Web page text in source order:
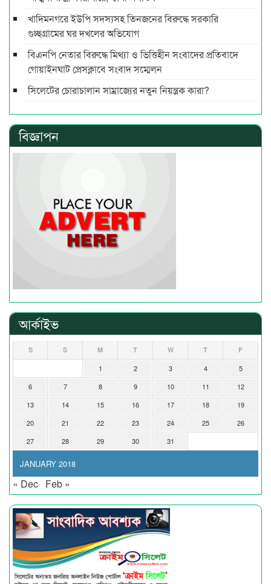
খাদিমনগরে ইউপি সদস্যসহ তিনজনের বিরুদ্ধে সরকারি
গুচ্ছগ্রামের ঘর দখলের অভিযোগ
বিএনপি নেতার বিরুদ্ধে মিথ্যা ও ভিত্তিহীন সংবাদের প্রতিবাদে
গোয়াইনঘাট প্রেসক্লাবে সংবাদ সম্মেলন
সিলেটের চোরাচালান সাম্রাজ্যের নতুন নিয়ন্ত্রক কারা?
বিজ্ঞাপন
আর্কাইভ
JANUARY 2018
S S M T W T F
1 2 3 4
5
6
7 8 9 10 11
12
13
14 15 16 17 18
19
20
21 22 23 24 25
26
27
28 29 30 31
« Dec Feb »